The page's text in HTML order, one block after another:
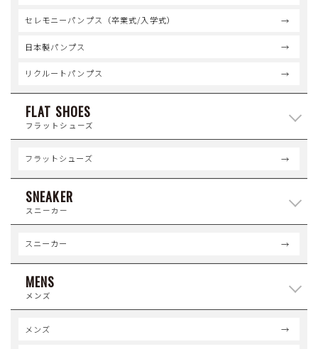
セレモニーパンプス（卒業式/入学式）
日本製パンプス
リクルートパンプス
FLAT SHOES
フラットシューズ
フラットシューズ
SNEAKER
スニーカー
スニーカー
MENS
メンズ
メンズ